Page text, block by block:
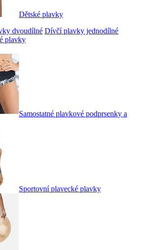
Dětské plavky
dvoudílné Dívčí plavky jednodílné
plavky
Samostatné plavkové podprsenky a
Sportovní plavecké plavky